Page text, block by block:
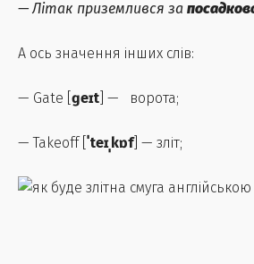
— Літак приземлився за
А ось значення інших слів:
— Gate [ ɡeɪt ] — ворота;
— Takeoff [ ˈteɪˌkɒf] — зліт;